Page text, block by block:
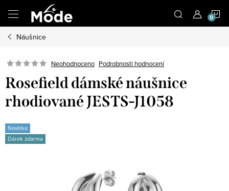
obsah
Náušnice
Neohodnoceno Podrobnosti hodnocení
Rosefield dámské náušnice
rhodiované JESTS-J1058
Novinka
Dárek zdarma